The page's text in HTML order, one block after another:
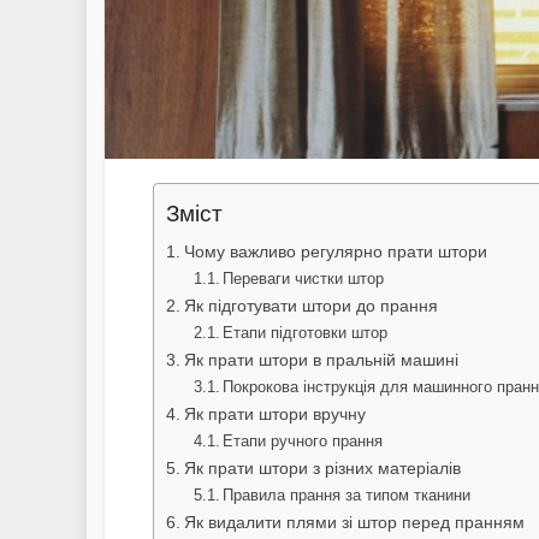
Зміст
Чому важливо регулярно прати штори
Переваги чистки штор
Як підготувати штори до прання
Етапи підготовки штор
Як прати штори в пральній машині
Покрокова інструкція для машинного
Як прати штори вручну
Етапи ручного прання
Як прати штори з різних матеріалів
Правила прання за типом тканини
Як видалити плями зі штор перед пранням